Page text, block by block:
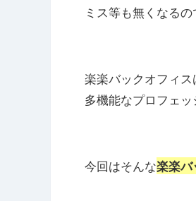
ミス等も無くなる
楽楽バックオフィス
多機能なプロフェッ
今回はそんな楽楽バ